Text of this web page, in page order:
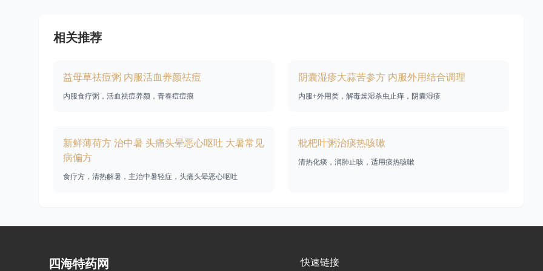
相关推荐
益母草祛痘粥 内服活血养颜祛痘
内服食疗粥，活血祛痘养颜，青春痘痘痕
阴囊湿疹大蒜苦参方 内服外用结合调理
内服+外用类，解毒燥湿杀虫止痒，阴囊湿疹
新鲜薄荷方 治中暑 头痛头晕恶心呕吐 大暑常见
病偏方
食疗方，清热解暑，主治中暑轻症，头痛头晕恶心呕吐
枇杷叶粥治痰热咳嗽
清热化痰，润肺止咳，适用痰热咳嗽
四海特药网 快速链接